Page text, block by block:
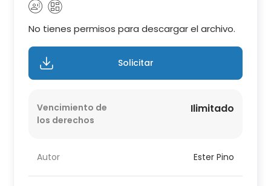
No tienes permisos para descargar el archivo.
Solicitar
Vencimiento de
los derechos
Ilimitado
Autor Ester Pino